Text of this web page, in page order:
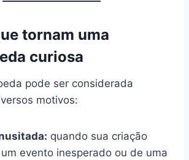
tornam uma
curiosa
pode ser considerada
motivos:
quando sua criação
evento inesperado ou de uma